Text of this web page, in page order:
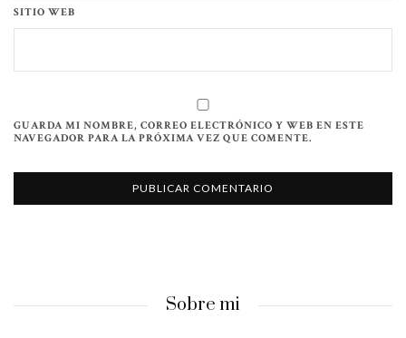
SITIO WEB
GUARDA MI NOMBRE, CORREO ELECTRÓNICO Y WEB EN ESTE
NAVEGADOR PARA LA PRÓXIMA VEZ QUE COMENTE.
Sobre mi